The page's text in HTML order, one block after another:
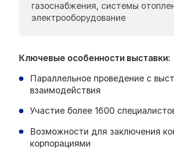
газоснабжения, системы
электрооборудование
Ключевые особенности выставки:
Параллельное проведение с
взаимодействия
Участие более 1600
Возможности для заключения
корпорациями